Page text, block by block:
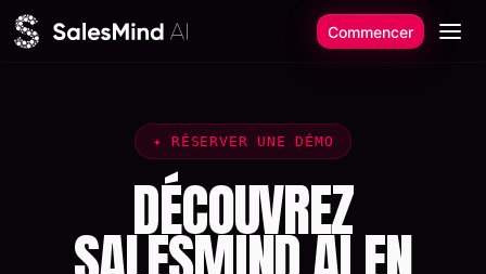
Aller au contenu
Commencer
✦ RÉSERVER UNE DÉMO
DÉCOUVREZ